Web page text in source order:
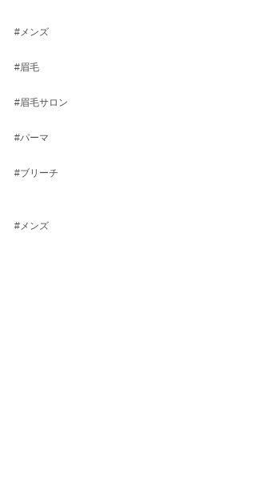
#メンズ
#眉毛
#眉毛サロン
#パーマ
#ブリーチ
#メンズ